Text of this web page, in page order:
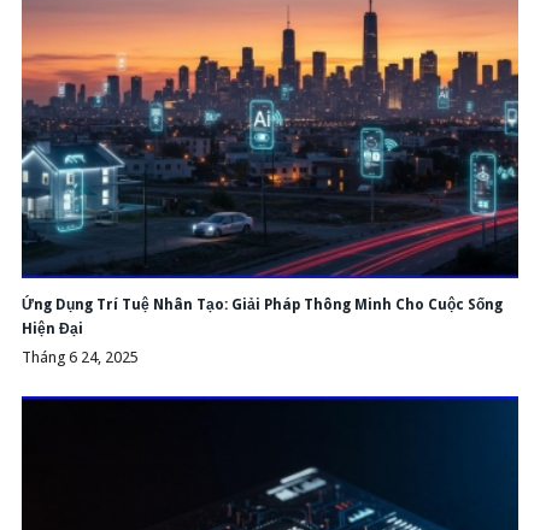
Ứng Dụng Trí Tuệ Nhân Tạo: Giải Pháp Thông Minh Cho Cuộc Sống
Hiện Đại
Tháng 6 24, 2025